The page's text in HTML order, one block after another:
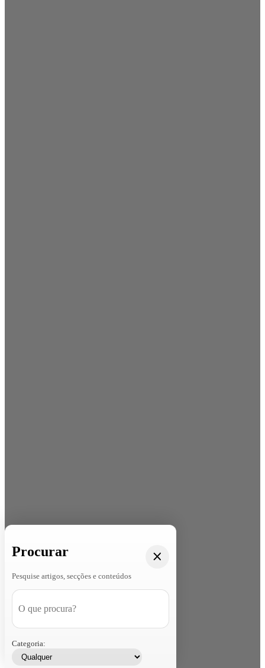
Procurar
Pesquise artigos, secções e conteúdos
Categoria: